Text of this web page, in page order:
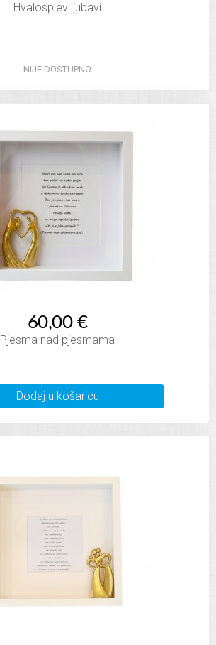
Hvalospjev ljubavi
NIJE DOSTUPNO
60,00 €
Pjesma nad pjesmama
Dodaj u košaricu